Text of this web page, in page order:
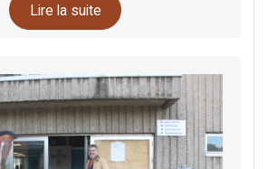
Lire la suite